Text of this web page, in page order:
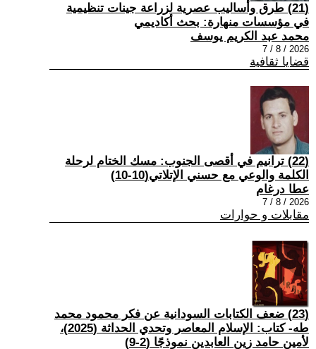
(21) طرق وأساليب عصرية لزراعة جينات تنظيمية
في مؤسسات منهارة: بحث أكاديمي
محمد عبد الكريم يوسف
2026 / 8 / 7
قضايا ثقافية
(22) ترانيم في أقصى الجنوب: مسك الختام لرحلة
الكلمة والوعي مع حسني الإتلاتي(10-10)
عطا درغام
2026 / 8 / 7
مقابلات و حوارات
(23) ضعف الكتابات السودانية عن فكر محمود محمد
طه- كتاب: الإسلام المعاصر وتحدي الحداثة (2025)،
لأمين حامد زين العابدين نموذجًا (2-9)